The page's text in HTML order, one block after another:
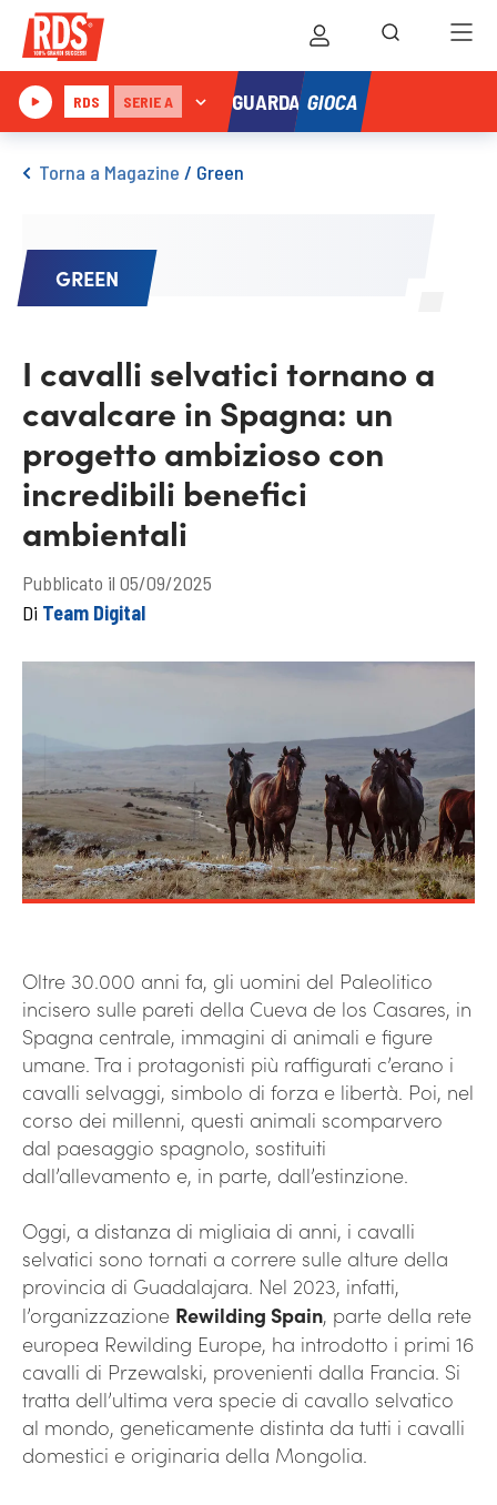
RDS SERIE A GUARDA GIOCA
Torna a Magazine / Green
GREEN
I cavalli selvatici tornano a
cavalcare in Spagna: un
progetto ambizioso con
incredibili benefici
ambientali
Pubblicato il 05/09/2025
Di Team Digital
Oltre 30.000 anni fa, gli uomini del Paleolitico
incisero sulle pareti della Cueva de los Casares, in
Spagna centrale, immagini di animali e figure
umane. Tra i protagonisti più raffigurati c’erano i
cavalli selvaggi, simbolo di forza e libertà. Poi, nel
corso dei millenni, questi animali scomparvero
dal paesaggio spagnolo, sostituiti
dall’allevamento e, in parte, dall’estinzione.
Oggi, a distanza di migliaia di anni, i cavalli
selvatici sono tornati a correre sulle alture della
provincia di Guadalajara. Nel 2023, infatti,
l’organizzazione Rewilding Spain, parte della rete
europea Rewilding Europe, ha introdotto i primi 16
cavalli di Przewalski, provenienti dalla Francia. Si
tratta dell’ultima vera specie di cavallo selvatico
al mondo, geneticamente distinta da tutti i cavalli
domestici e originaria della Mongolia.